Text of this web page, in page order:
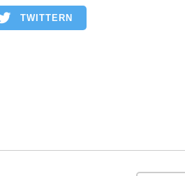
TWITTERN